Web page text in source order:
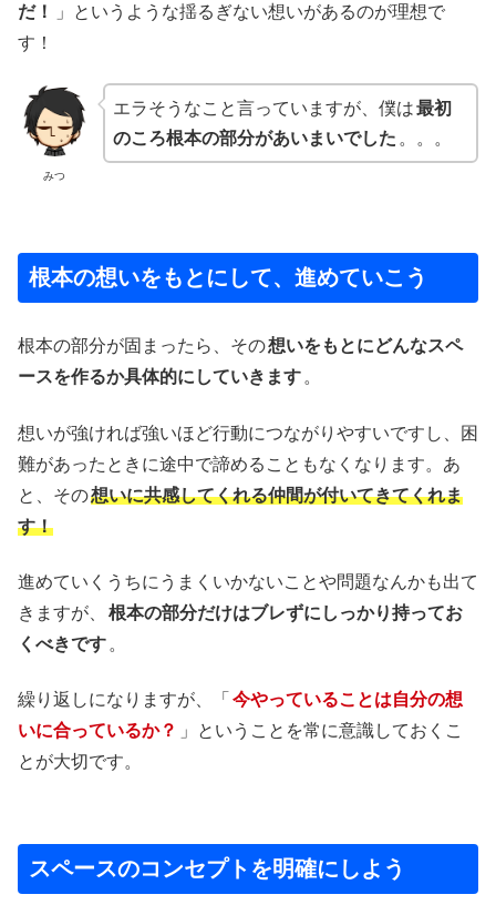
だ！
」というような揺るぎない想いがあるのが理想で
す！
みつ
エラそうなこと言っていますが、僕は最初
のころ根本の部分があいまいでした 。。。
根本の想いをもとにして、進めていこう
根本の部分が固まったら、その想いをもとにどんなスペ
ースを作るか具体的にしていきます 。
想いが強ければ強いほど行動につながりやすいですし、困
難があったときに途中で諦めることもなくなります。あ
と、その想いに共感してくれる仲間が付いてきてくれま
す！
進めていくうちにうまくいかないことや問題なんかも出て
きますが、
根本の部分だけはブレずにしっかり持ってお
くべきです 。
繰り返しになりますが、「 今やっていることは自分の想
いに合っているか？
」ということを常に意識しておくこ
とが大切です。
スペースのコンセプトを明確にしよう